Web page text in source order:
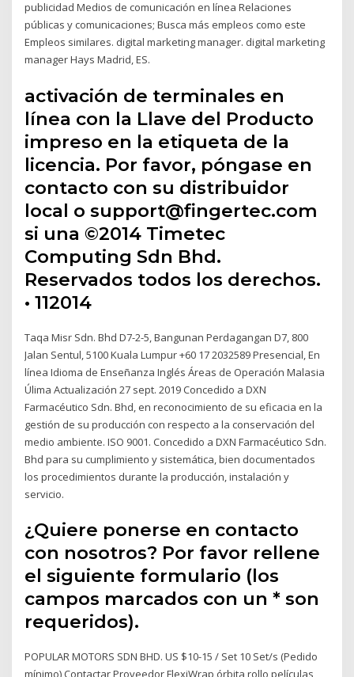
publicidad Medios de comunicación en línea Relaciones
públicas y comunicaciones; Busca más empleos como este
Empleos similares. digital marketing manager. digital marketing
manager Hays Madrid, ES.
activación de terminales en
línea con la Llave del Producto
impreso en la etiqueta de la
licencia. Por favor, póngase en
contacto con su distribuidor
local o support@fingertec.com
si una ©2014 Timetec
Computing Sdn Bhd.
Reservados todos los derechos.
• 112014
Taqa Misr Sdn. Bhd D7-2-5, Bangunan Perdagangan D7, 800
Jalan Sentul, 5100 Kuala Lumpur +60 17 2032589 Presencial, En
línea Idioma de Enseñanza Inglés Áreas de Operación Malasia
Úlima Actualización 27 sept. 2019 Concedido a DXN
Farmacéutico Sdn. Bhd, en reconocimiento de su eficacia en la
gestión de su producción con respecto a la conservación del
medio ambiente. ISO 9001. Concedido a DXN Farmacéutico Sdn.
Bhd para su cumplimiento y sistemática, bien documentados
los procedimientos durante la producción, instalación y
servicio.
¿Quiere ponerse en contacto
con nosotros? Por favor rellene
el siguiente formulario (los
campos marcados con un * son
requeridos).
POPULAR MOTORS SDN BHD. US $10-15 / Set 10 Set/s (Pedido